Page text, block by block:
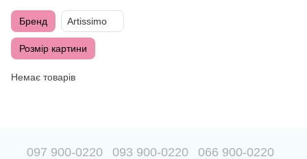
Бренд Artissimo
Розмір картини
Немає товарів
097 900-0220 093 900-0220 066 900-0220